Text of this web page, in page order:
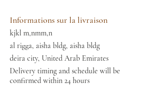
Informations sur la livraison
kjkl m,nmm,n
al rigga, aisha bldg, aisha bldg
deira city, United Arab Emirates
Delivery timing and schedule will be
confirmed within 24 hours